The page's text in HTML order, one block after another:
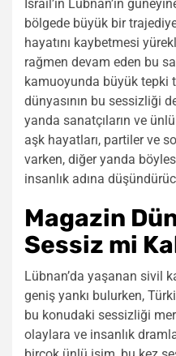
İsrail’in Lübnan’ın
bölgede büyük bir
hayatını kaybetmesi
rağmen devam eden bu
kamuoyunda büyük tepki
dünyasının bu sessizliği
yanda sanatçıların ve
aşk hayatları, partiler ve
varken, diğer yanda
insanlık adına
Magazin
Sessiz mi
Lübnan’da yaşanan sivil
geniş yankı bulurken,
bu konudaki sessizliği
olaylara ve insanlık